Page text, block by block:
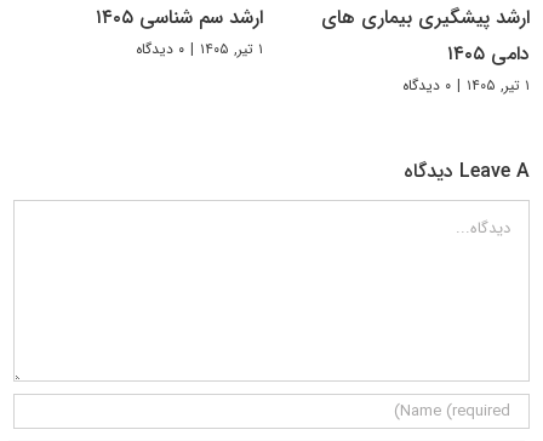
ارشد پیشگیری بیماری های
دامی ۱۴۰۵
۱ تیر, ۱۴۰۵ | ۰ دیدگاه
ارشد سم شناسی ۱۴۰۵
۱ تیر, ۱۴۰۵ | ۰ دیدگاه
Leave A دیدگاه
دیدگاه